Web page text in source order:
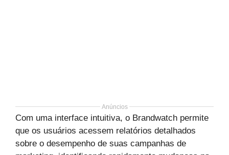
Anúncios
Com uma interface intuitiva, o Brandwatch permite
que os usuários acessem relatórios detalhados
sobre o desempenho de suas campanhas de